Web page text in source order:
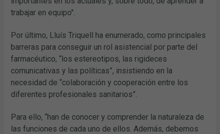
trabajar en equipo".
Por último, Lluís Triquell ha enumerado, como principales
barreras para conseguir un rol asistencial por parte del
farmacéutico, “los estereotipos, las rigideces
comunicativas y las políticas”, insistiendo en la
necesidad de “colaboración y cooperación entre los
diferentes profesionales sanitarios”.
Para ello, “han de conocer y comprender la naturaleza de
las funciones de cada uno de ellos. Además, debemos